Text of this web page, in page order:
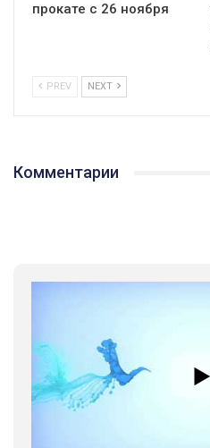
прокате с 26 ноября
PREV NEXT
Комментарии